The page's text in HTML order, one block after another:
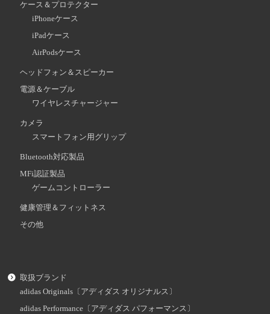
ケース＆プロテクター
iPhoneケース
iPadケース
AirPodsケース
ヘッドフォン＆スピーカー
電源＆ケーブル
ワイヤレスチャージャー
カメラ
スマートフォン用グリップ
Bluetooth対応製品
MFi認証製品
ゲームコントローラー
健康管理＆フィットネス
その他
取扱ブランド
adidas Originals〔アディダス オリジナルス〕
adidas Performance〔アディダス パフォーマンス〕